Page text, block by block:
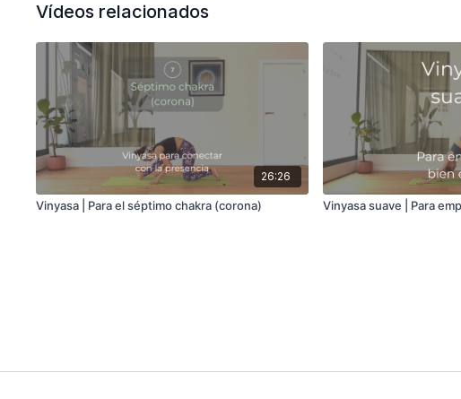
Vídeos relacionados
26:26
Vinyasa | Para el séptimo chakra (corona) Vinyasa suave | Para